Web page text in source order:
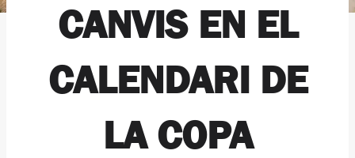
CANVIS EN EL
CALENDARI DE
LA COPA